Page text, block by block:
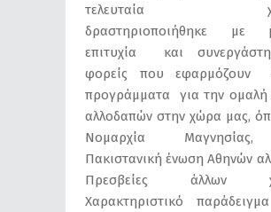
τελευταία
δραστηριοποιήθηκε με
επιτυχία και
φορείς που εφαρμόζουν
προγράμματα για την ομαλή
αλλοδαπών στην χώρα μας,
Νομαρχία
Πακιστανική ένωση Αθηνών
Πρεσβείες άλλων
Χαρακτηριστικό